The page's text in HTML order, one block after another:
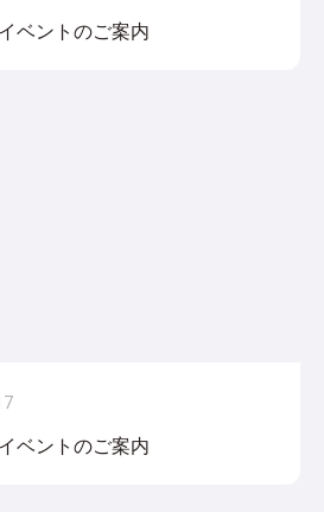
ベントのご案内
ベントのご案内